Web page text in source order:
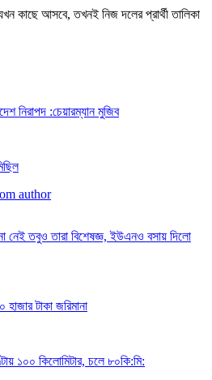
কাছে আসবে, তখনই নিজ দলের প্রার্থী তালিকা
নিরাপদ :চেয়ারম্যান মুজিব
author
নেই তবুও তারা বিশেষজ্ঞ, ইউএনও বসায় দিলো
টাকা জরিমানা
১০০ কিলোমিটার, চলে ৮০কি:মি: